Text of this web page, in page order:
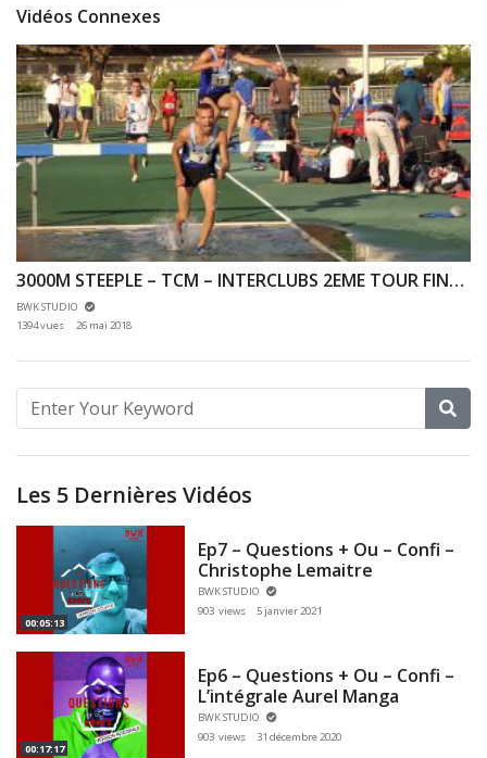
Vidéos Connexes
3000M STEEPLE – TCM – INTERCLUBS 2EME TOUR FINALE N2 – 19/05/2018 – ARPAJON
BWK STUDIO
1394 vues
26 mai 2018
Les 5 Dernières Vidéos
00:05:13
Ep7 – Questions + Ou – Confi –
Christophe Lemaitre
BWK STUDIO
903 views
5 janvier 2021
00:17:17
Ep6 – Questions + Ou – Confi –
L’intégrale Aurel Manga
BWK STUDIO
903 views
31 décembre 2020